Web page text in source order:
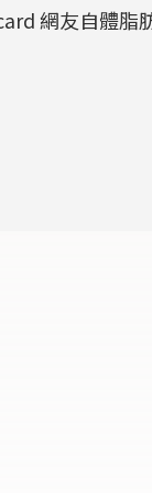
網友自體脂